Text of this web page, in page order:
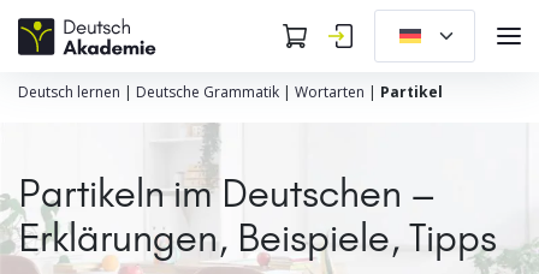
Deutsch lernen | Deutsche Grammatik | Wortarten | Partikel
Partikeln im Deutschen –
Erklärungen, Beispiele, Tipps